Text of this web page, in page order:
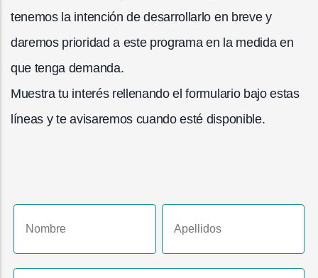
tenemos la intención de desarrollarlo en breve y
daremos prioridad a este programa en la medida en
que tenga demanda.
Muestra tu interés rellenando el formulario bajo estas
líneas y te avisaremos cuando esté disponible.